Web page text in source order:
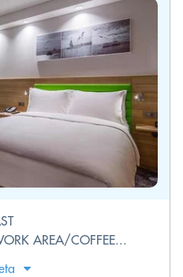
AREA/COFFEE...